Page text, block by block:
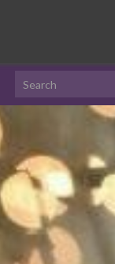
Search for: